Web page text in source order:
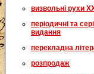
визвольні рухи
періодичні та
видання
перекладна
розпродаж